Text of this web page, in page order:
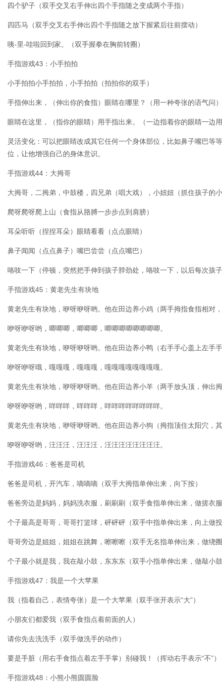
四个驴子（双手交叉右手伸出四个手指随之变成两个手指）
四匹马（双手交叉右手伸出四个手指随之放下握紧后往前摆动）
咦-里-哇啦回到家。（双手握拳在胸前转圈）
手指游戏43：小手拍拍
小手拍拍小手拍拍，小手拍拍（拍拍你的双手）
手指伸出来，（伸出你的食指）眼睛在哪里？（用一种夸张的语气问）
眼睛在这里，（指你的眼睛）用手指出来。（一边指着你的眼睛一边
灵活变化：可以把眼睛改成其它任何一个身体部位，比如鼻子嘴巴等
位，让他增强自己的身体意识。
手指游戏44：大拇哥
大拇哥，二拇弟，中鼓楼，四兄弟（唱大戏），小妞妞（抓住孩子的
爬呀爬呀爬上山（食指从胳膊一步步点到肩膀）
耳朵听听（捏捏耳朵）眼睛看看（点点眼睛）
鼻子闻闻（点点鼻子）嘴巴尝尝（点点嘴巴）
咯吱一下（停顿，突然把手伸到孩子脖劲处，咯吱一下，以后每次孩
手指游戏45：黄老先生有块地
黄老先生有块地，咿呀咿呀哟。他在田边养小鸡（两手拇指食指相对
咿呀咿呀哟，唧唧唧，唧唧唧，唧唧唧唧唧唧唧唧。
黄老先生有块地，咿呀咿呀哟。他在田边养小鸭（右手手心盖上左手
咿呀咿呀哦，嘎嘎嘎，嘎嘎嘎，嘎嘎嘎嘎嘎嘎嘎嘎。
黄老先生有块地，咿呀咿呀哟。他在田边养小羊（两手放头顶，伸出
咿呀咿呀哟，咩咩咩，咩咩咩，咩咩咩咩咩咩咩咩。
黄老先生有块地，咿呀咿呀哟。他在田边养小狗（拇指顶住太阳穴，
咿呀咿呀哟，汪汪汪，汪汪汪，汪汪汪汪汪汪汪汪。
手指游戏46：爸爸是司机
爸爸是司机，开汽车，嘀嘀嘀（双手大拇指单伸出来，向下按）
爸爸旁边是妈妈，妈妈洗衣服，刷刷刷（双手食指单伸出来，做搓衣
个子最高是哥哥，哥哥打篮球，砰砰砰（双手中指单伸出来，向上做
哥哥旁边是姐姐，姐姐在跳舞，嚓嚓嚓（双手无名指单伸出来，做绕
个子最小就是我，我在敲小鼓，东东东（双手小指单伸出来，做敲小
手指游戏47：我是一个大苹果
我（指着自己，表情夸张）是一个大苹果（双手张开表示“大”）
小朋友们都爱我（双手食指点着前面的人）
请你先去洗洗手（双手做洗手的动作）
要是手脏（用右手食指点着左手手掌）别碰我！（挥动右手表示“不”）
手指游戏48：小熊小熊圆圆脸